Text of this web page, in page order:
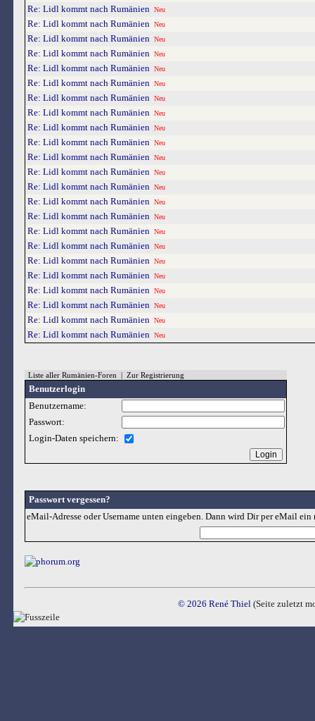
Re: Lidl kommt nach Rumänien Neu
Re: Lidl kommt nach Rumänien Neu
Re: Lidl kommt nach Rumänien Neu
Re: Lidl kommt nach Rumänien Neu
Re: Lidl kommt nach Rumänien Neu
Re: Lidl kommt nach Rumänien Neu
Re: Lidl kommt nach Rumänien Neu
Re: Lidl kommt nach Rumänien Neu
Re: Lidl kommt nach Rumänien Neu
Re: Lidl kommt nach Rumänien Neu
Re: Lidl kommt nach Rumänien Neu
Re: Lidl kommt nach Rumänien Neu
Re: Lidl kommt nach Rumänien Neu
Re: Lidl kommt nach Rumänien Neu
Re: Lidl kommt nach Rumänien Neu
Re: Lidl kommt nach Rumänien Neu
Re: Lidl kommt nach Rumänien Neu
Re: Lidl kommt nach Rumänien Neu
Re: Lidl kommt nach Rumänien Neu
Re: Lidl kommt nach Rumänien Neu
Re: Lidl kommt nach Rumänien Neu
Re: Lidl kommt nach Rumänien Neu
Re: Lidl kommt nach Rumänien Neu
Liste aller Rumänien-Foren Zur Registrierung
Benutzerlogin
Benutzername:
Passwort:
Login-Daten speichern:
Passwort vergessen?
eMail-Adresse oder Username unten eingeben. Dann wird Dir per eMail ein
© 2026 René Thiel (Seite zuletzt